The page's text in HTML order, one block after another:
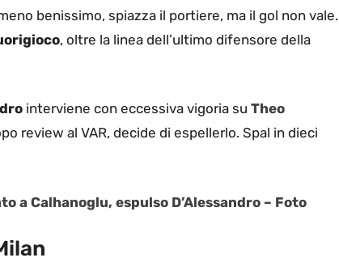
benissimo, spiazza il portiere, ma il gol non vale.
, oltre la linea dell’ultimo difensore della
interviene con eccessiva vigoria su Theo
review al VAR, decide di espellerlo. Spal in dieci
a Calhanoglu, espulso D’Alessandro – Foto